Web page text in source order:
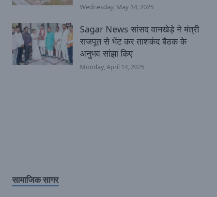
Wednesday, May 14, 2025
Sagar News सांसद वानखेड़े ने मंत्री
राजपूत से भेंट कर ताशकंद बैठक के
अनुभव सांझा किए
Monday, April 14, 2025
सामाजिक सागर